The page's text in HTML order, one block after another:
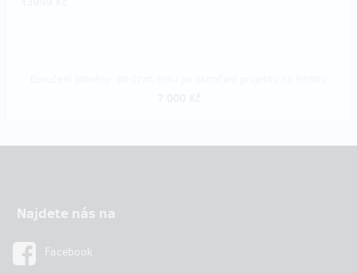
Najdete nás na
Facebook